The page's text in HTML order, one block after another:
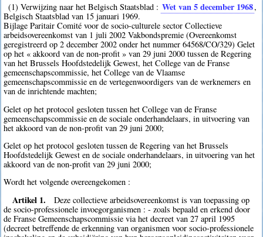
(1) Verwijzing naar het Belgisch Staatsblad : Wet van 5 december 1968,
Belgisch Staatsblad van 15 januari 1969.
Bijlage Paritair Comité voor de socio-culturele sector Collectieve
arbeidsovereenkomst van 1 juli 2002 Vakbondspremie (Overeenkomst
geregistreerd op 2 december 2002 onder het nummer 64568/CO/329) Gelet
op het « akkoord van de non-profit » van 29 juni 2000 tussen de Regering
van het Brussels Hoofdstedelijk Gewest, het College van de Franse
gemeenschapscommissie, het College van de Vlaamse
gemeenschapscommissie en de vertegenwoordigers van de werknemers en
van de inrichtende machten;
Gelet op het protocol gesloten tussen het College van de Franse
gemeenschapscommissie en de sociale onderhandelaars, in uitvoering van
het akkoord van de non-profit van 29 juni 2000;
Gelet op het protocol gesloten tussen de Regering van het Brussels
Hoofdstedelijk Gewest en de sociale onderhandelaars, in uitvoering van het
akkoord van de non-profit van 29 juni 2000;
Wordt het volgende overeengekomen :
Artikel 1.
Deze collectieve arbeidsovereenkomst is van toepassing op
de socio-professionele invoegorganismen : - zoals bepaald en erkend door
de Franse Gemeenschapscommissie via het decreet van 27 april 1995
(decreet betreffende de erkenning van organismen voor socio-professionele